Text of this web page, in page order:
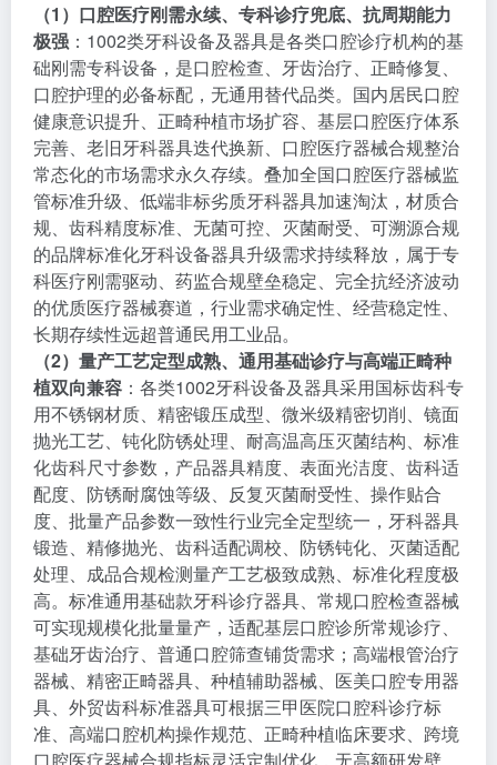
（1）口腔医疗刚需永续、专科诊疗兜底、抗周期能力
极强 ：1002类牙科设备及器具是各类口腔诊疗机构的基
础刚需专科设备，是口腔检查、牙齿治疗、正畸修复、
口腔护理的必备标配，无通用替代品类。国内居民口腔
健康意识提升、正畸种植市场扩容、基层口腔医疗体系
完善、老旧牙科器具迭代换新、口腔医疗器械合规整治
常态化的市场需求永久存续。叠加全国口腔医疗器械监
管标准升级、低端非标劣质牙科器具加速淘汰，材质合
规、齿科精度标准、无菌可控、灭菌耐受、可溯源合规
的品牌标准化牙科设备器具升级需求持续释放，属于专
科医疗刚需驱动、药监合规壁垒稳定、完全抗经济波动
的优质医疗器械赛道，行业需求确定性、经营稳定性、
长期存续性远超普通民用工业品。
（2）量产工艺定型成熟、通用基础诊疗与高端正畸种
植双向兼容 ：各类1002牙科设备及器具采用国标齿科专
用不锈钢材质、精密锻压成型、微米级精密切削、镜面
抛光工艺、钝化防锈处理、耐高温高压灭菌结构、标准
化齿科尺寸参数，产品器具精度、表面光洁度、齿科适
配度、防锈耐腐蚀等级、反复灭菌耐受性、操作贴合
度、批量产品参数一致性行业完全定型统一，牙科器具
锻造、精修抛光、齿科适配调校、防锈钝化、灭菌适配
处理、成品合规检测量产工艺极致成熟、标准化程度极
高。标准通用基础款牙科诊疗器具、常规口腔检查器械
可实现规模化批量量产，适配基层口腔诊所常规诊疗、
基础牙齿治疗、普通口腔筛查铺货需求；高端根管治疗
器械、精密正畸器具、种植辅助器械、医美口腔专用器
具、外贸齿科标准器具可根据三甲医院口腔科诊疗标
准、高端口腔机构操作规范、正畸种植临床要求、跨境